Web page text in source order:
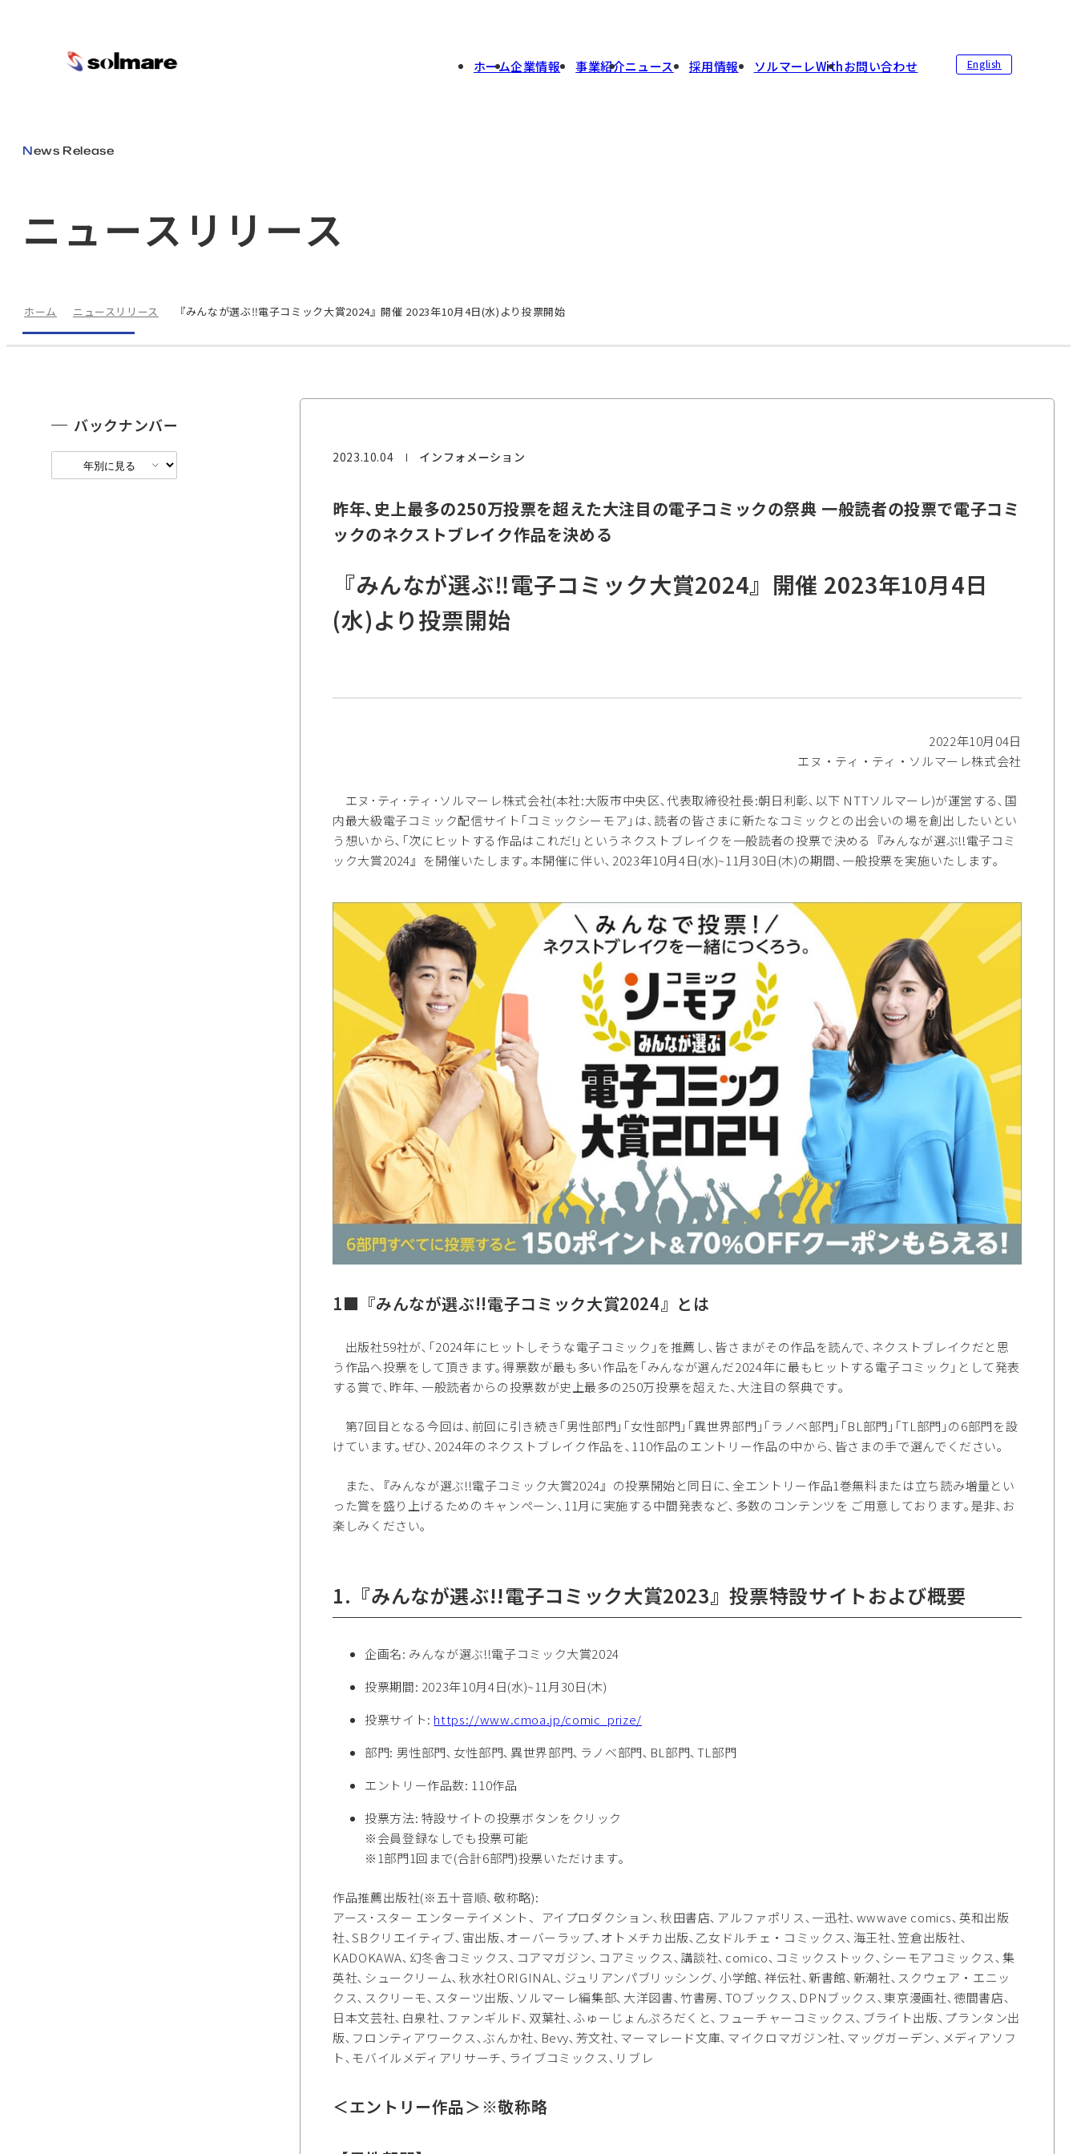
ホーム企業情報 事業紹介ニュース 採用情報 ソルマーレWithお問い合わせ English
ニュースリリース
News Release
ホーム ニュースリリース 『みんなが選ぶ‼電子コミック大賞2024』開催 2023年10月4日(水)より投票開始
2023.10.04 インフォメーション
昨年､史上最多の250万投票を超えた大注目の電子コミックの祭典 一般読者の投票で電子コミ
ックのネクストブレイク作品を決める
『みんなが選ぶ‼電子コミック大賞2024』開催 2023年10月4日
(水)より投票開始
2022年10月04日
エヌ・ティ・ティ・ソルマーレ株式会社
エヌ･ティ･ティ･ソルマーレ株式会社(本社:大阪市中央区､代表取締役社長:朝日利彰､以下 NTTソルマーレ)が運営する､国
内最大級電子コミック配信サイト｢コミックシーモア｣は､読者の皆さまに新たなコミックとの出会いの場を創出したいとい
う想いから､｢次にヒットする作品はこれだ!｣というネクストブレイクを一般読者の投票で決める『みんなが選ぶ!!電子コミ
ック大賞2024』を開催いたします｡本開催に伴い､2023年10月4日(水)~11月30日(木)の期間､一般投票を実施いたします｡
1■『みんなが選ぶ!!電子コミック大賞2024』とは
出版社59社が､｢2024年にヒットしそうな電子コミック｣を推薦し､皆さまがその作品を読んで､ネクストブレイクだと思
う作品へ投票をして頂きます｡得票数が最も多い作品を｢みんなが選んだ2024年に最もヒットする電子コミック｣として発表
する賞で､昨年､一般読者からの投票数が史上最多の250万投票を超えた､大注目の祭典です｡
第7回目となる今回は､前回に引き続き｢男性部門｣｢女性部門｣｢異世界部門｣｢ラノベ部門｣｢BL部門｣｢TL部門｣の6部門を設
けています｡ぜひ､2024年のネクストブレイク作品を､110作品のエントリー作品の中から､皆さまの手で選んでください｡
また､『みんなが選ぶ!!電子コミック大賞2024』の投票開始と同日に､全エントリー作品1巻無料または立ち読み増量とい
った賞を盛り上げるためのキャンペーン､11月に実施する中間発表など､多数のコンテンツを ご用意しております｡是非､お
楽しみください｡
1.『みんなが選ぶ!!電子コミック大賞2023』投票特設サイトおよび概要
企画名: みんなが選ぶ!!電子コミック大賞2024
投票期間: 2023年10月4日(水)~11月30日(木)
投票サイト: https://www.cmoa.jp/comic_prize/
部門: 男性部門､女性部門､異世界部門､ラノベ部門､BL部門､TL部門
エントリー作品数: 110作品
投票方法: 特設サイトの投票ボタンをクリック
※会員登録なしでも投票可能
※1部門1回まで(合計6部門)投票いただけます｡
作品推薦出版社(※五十音順､敬称略):
アース･スター エンターテイメント、アイプロダクション､秋田書店､アルファポリス､一迅社､wwwave comics､英和出版
社､SBクリエイティブ､宙出版､オーバーラップ､オトメチカ出版､乙女ドルチェ・コミックス､海王社､笠倉出版社､
KADOKAWA､幻冬舎コミックス､コアマガジン､コアミックス､講談社､comico､コミックストック､シーモアコミックス､集
英社､シュークリーム､秋水社ORIGINAL､ジュリアンパブリッシング､小学館､祥伝社､新書館､新潮社､スクウェア・エニッ
クス､スクリーモ､スターツ出版､ソルマーレ編集部､大洋図書､竹書房､TOブックス､DPNブックス､東京漫画社､徳間書店､
日本文芸社､白泉社､ファンギルド､双葉社､ふゅーじょんぷろだくと､フューチャーコミックス､ブライト出版､プランタン出
版､フロンティアワークス､ぶんか社､Bevy､芳文社､マーマレード文庫､マイクロマガジン社､マッグガーデン､メディアソフ
ト､モバイルメディアリサーチ､ライブコミックス､リブレ
＜エントリー作品＞※敬称略
バックナンバー